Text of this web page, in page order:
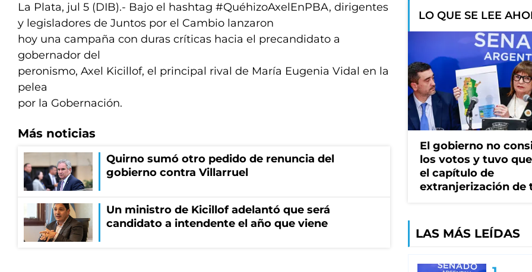
La Plata, jul 5 (DIB).- Bajo el hashtag #QuéhizoAxelEnPBA, dirigentes
y legisladores de Juntos por el Cambio lanzaron
hoy una campaña con duras críticas hacia el precandidato a
gobernador del
peronismo, Axel Kicillof, el principal rival de María Eugenia Vidal en la
pelea
por la Gobernación.
Más noticias
Quirno sumó otro pedido de renuncia del
gobierno contra Villarruel
Un ministro de Kicillof adelantó que será
candidato a intendente el año que viene
LO QUE SE LEE
El gobierno no
los votos y tuvo
el capítulo de
extranjerización de
LAS MÁS LEÍDAS